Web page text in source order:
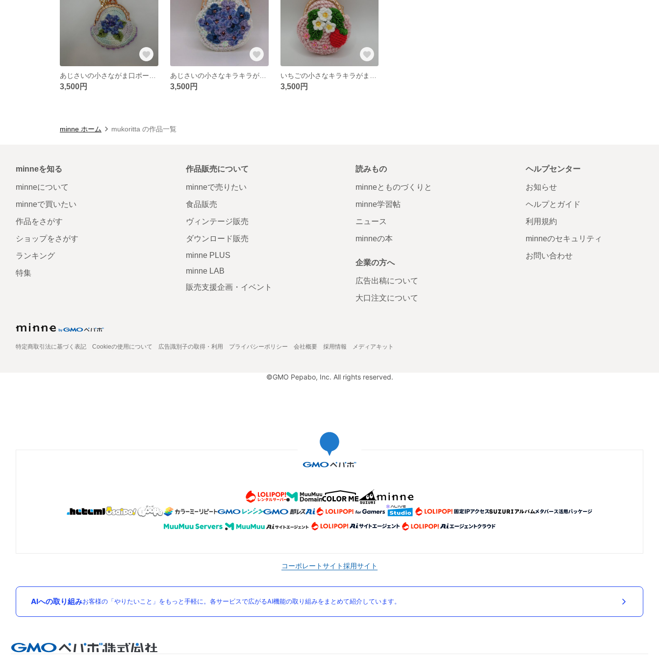
3,500円
あじさいの小さなキラキラがま口ポーチ（青紫）
3,500円 3,500円
minne ホーム mukoritta の作品一覧
minneを知る
minneについて
minneで買いたい
作品をさがす
ショップをさがす
ランキング
特集
作品販売について
minneで売りたい
食品販売
ヴィンテージ販売
ダウンロード販売
minne PLUS
minne LAB
販売支援企画・イベント
読みもの
minneとものづくりと
minne学習帖
ニュース
minneの本
企業の方へ
広告出稿について
大口注文について
ヘルプセンター
お知らせ
ヘルプとガイド
利用規約
minneのセキュリティ
お問い合わせ
特定商取引法に基づく表記 Cookieの使用について 広告識別子の取得・利用 プライバシーポリシー 会社概要 採用情報 メディアキット
©GMO Pepabo, Inc. All rights reserved.
コーポレートサイト採用サイト
AIへの取り組みお客様の「やりたいこと」をもっと手軽に。各サービスで広がるAI機能の取り組みをまとめて紹介しています。